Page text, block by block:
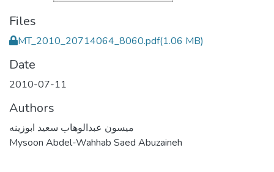
Files
MT_2010_20714064_8060.pdf(1.06 MB)
Date
2010-07-11
Authors
ميسون عبدالوهاب سعيد ابوزينه
Mysoon Abdel-Wahhab Saed Abuzaineh